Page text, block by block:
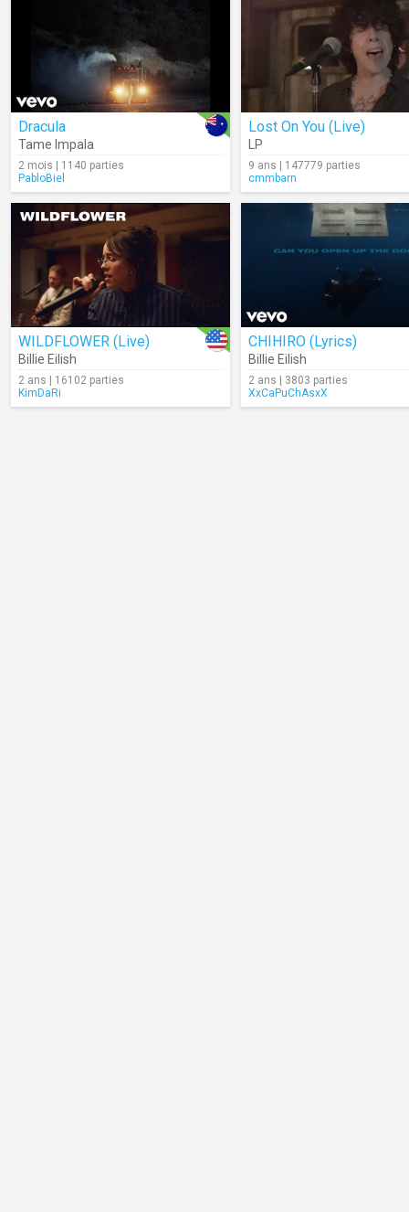
Dracula
Tame Impala
2 mois | 1140 parties
PabloBiel
Lost On You (Live)
LP
9 ans | 147779 parties
cmmbarn
WILDFLOWER (Live)
Billie Eilish
2 ans | 16102 parties
KimDaRi
CHIHIRO (Lyrics)
Billie Eilish
2 ans | 3803 parties
XxCaPuChAsxX